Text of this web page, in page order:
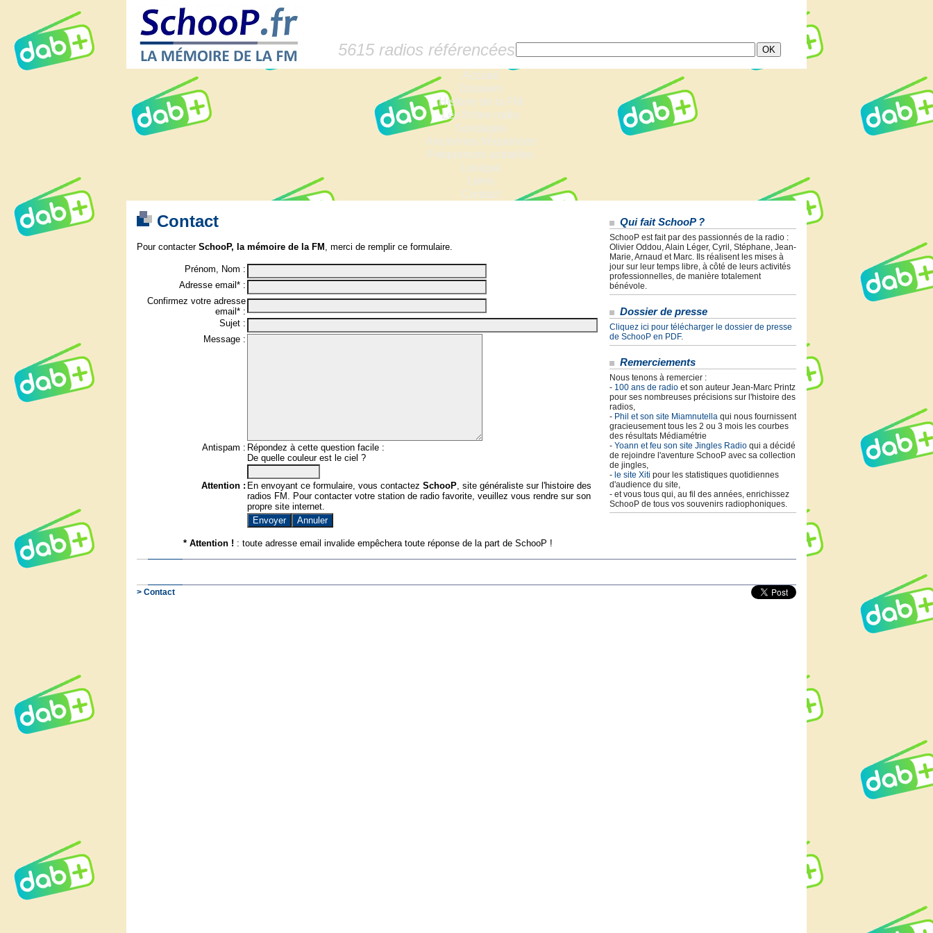
5615 radios référencées
Accueil
Dossiers
Histoire de la FM
Les fiches radio
Sondages
Anciennes fréquences
Fréquences actuelles
Lexique
Liens
Contact
Contact
Pour contacter SchooP, la mémoire de la FM , merci de remplir ce formulaire.
Prénom, Nom :
Adresse email* :
Confirmez votre adresse
email* :
Sujet :
Message :
Antispam : Répondez à cette question facile :
De quelle couleur est le ciel ?
Attention : En envoyant ce formulaire, vous contactez SchooP, site généraliste sur l'histoire des
radios FM. Pour contacter votre station de radio favorite, veuillez vous rendre sur son
propre site internet.
* Attention ! : toute adresse email invalide empêchera toute réponse de la part de SchooP !
Qui fait SchooP ?
SchooP est fait par des passionnés de la radio :
Olivier Oddou, Alain Léger, Cyril, Stéphane, Jean-
Marie, Arnaud et Marc. Ils réalisent les mises à
jour sur leur temps libre, à côté de leurs activités
professionnelles, de manière totalement
bénévole.
Dossier de presse
Cliquez ici pour télécharger le dossier de presse
de SchooP en PDF.
Remerciements
Nous tenons à remercier :
- 100 ans de radio et son auteur Jean-Marc Printz
pour ses nombreuses précisions sur l'histoire des
radios,
- Phil et son site Miamnutella qui nous fournissent
gracieusement tous les 2 ou 3 mois les courbes
des résultats Médiamétrie
- Yoann et feu son site Jingles Radio qui a décidé
de rejoindre l'aventure SchooP avec sa collection
de jingles,
- le site Xiti pour les statistiques quotidiennes
d'audience du site,
- et vous tous qui, au fil des années, enrichissez
SchooP de tous vos souvenirs radiophoniques.
> Contact